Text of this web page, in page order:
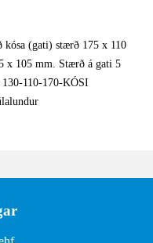
kósa (gati) stærð 175 x 110
x 105 mm. Stærð á gati 5
110-170-KÓSI